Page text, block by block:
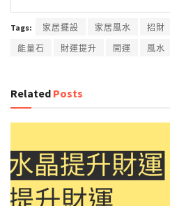
Tags: 家居擺設 家居風水 招財
能量石
財運提升 開運 風水
Related Posts